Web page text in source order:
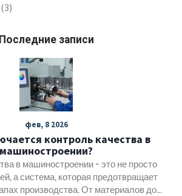
(3)
Последние записи
фев, 8 2026
контроль качества в
машиностроении?
в машиностроении - это не просто
а система, которая предотвращает
производства. От материалов до